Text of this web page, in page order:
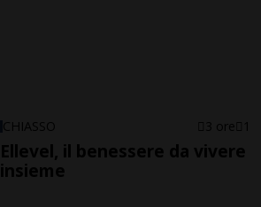
CHIASSO 3 ore 1
Ellevel, il benessere da vivere
insieme